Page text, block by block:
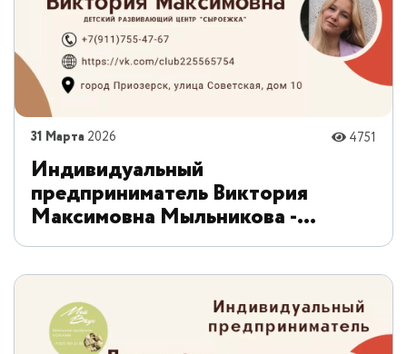
31 Марта 2026 4751
Индивидуальный
предприниматель Виктория
Максимовна Мыльникова -
детский развивающий центр